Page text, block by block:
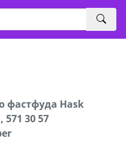
фастфуда Hask
30 57
30 57